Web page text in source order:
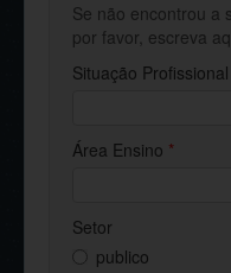
Se não encontrou a
por favor, escreva
Situação Profissional
Área Ensino *
Setor
publico